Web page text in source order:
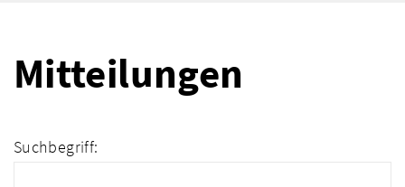
Mitteilungen
Suchbegriff: